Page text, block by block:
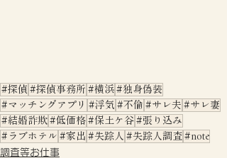
#探偵 #探偵事務所 #横浜 #独身偽装
#マッチングアプリ #浮気 #不倫 #サレ夫 #サレ妻
#結婚詐欺 #低価格 #保土ケ谷 #張り込み
#ラブホテル #家出 #失踪人 #失踪人調査 #note
調査等お仕事